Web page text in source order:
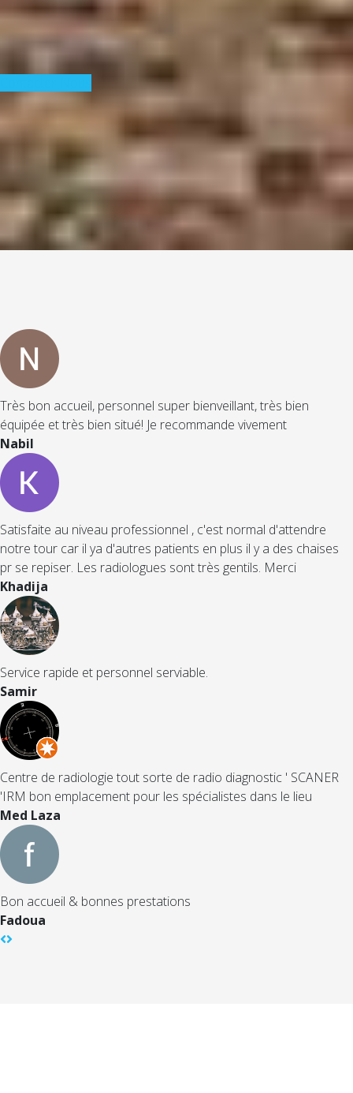
Très bon accueil, personnel super bienveillant, très bien
équipée et très bien situé! Je recommande vivement
Nabil
Satisfaite au niveau professionnel , c'est normal d'attendre
notre tour car il ya d'autres patients en plus il y a des chaises
pr se repiser. Les radiologues sont très gentils. Merci
Khadija
Service rapide et personnel serviable.
Samir
Centre de radiologie tout sorte de radio diagnostic ' SCANER
'IRM bon emplacement pour les spécialistes dans le lieu
Med Laza
Bon accueil & bonnes prestations
Fadoua